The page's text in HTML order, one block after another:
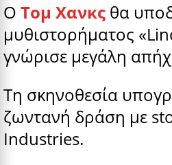
Ο Τομ Χανκς θα
μυθιστορήματος
γνώρισε μεγάλη
Τη σκηνοθεσία
ζωντανή δράση με
Industries.